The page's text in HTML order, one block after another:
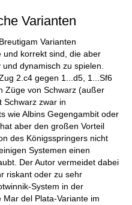
Varianten
Varianten
und korrekt sind, die aber
dynamisch zu spielen.
2.c4 gegen 1...d5, 1...Sf6
Züge von Schwarz (außer
Schwarz zwar in
wie Albins Gegengambit oder
aber den großen Vorteil
des Königsspringers nicht
Systemen einen
Der Autor vermeidet dabei
riskant oder zu sehr
System in der
del Plata-Variante im